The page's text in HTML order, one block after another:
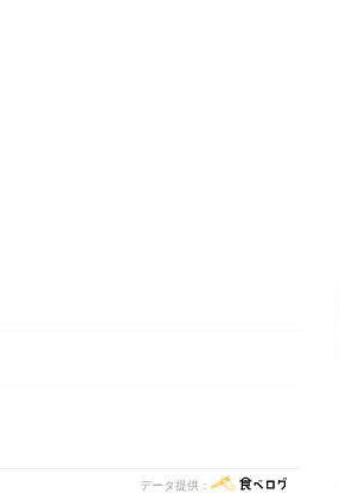
データ提供：